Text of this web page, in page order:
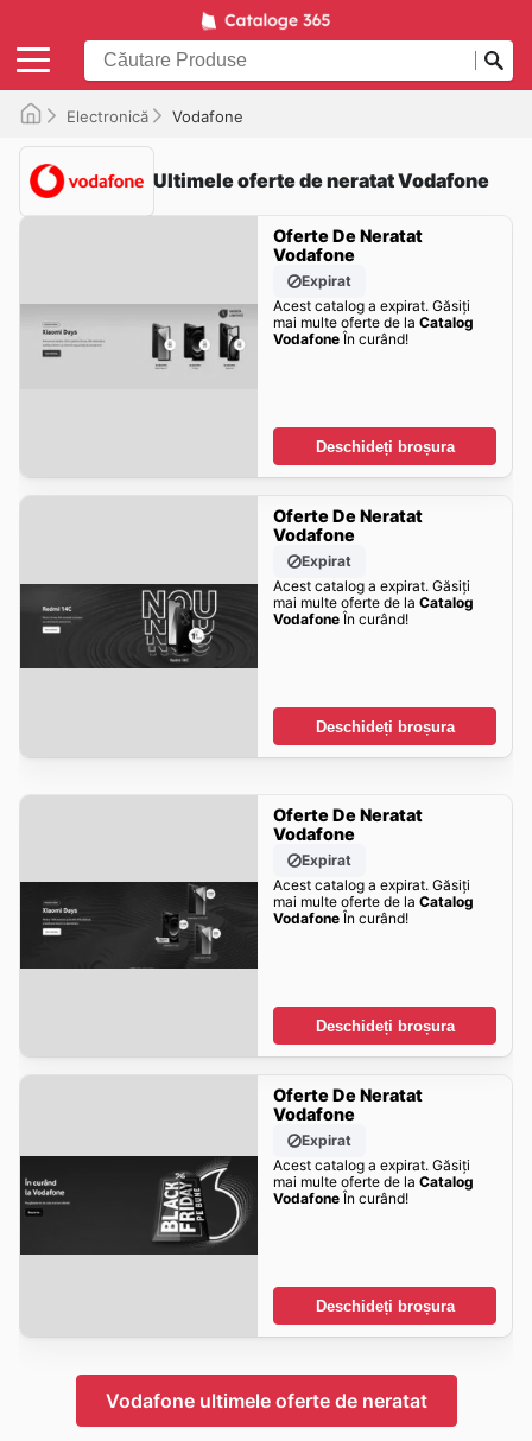
Electronică Vodafone
Ultimele oferte de neratat Vodafone
Oferte De Neratat
Vodafone
Expirat
Acest catalog a expirat. Găsiți
mai multe oferte de la Catalog
VodafoneÎn curând!
Deschideți broșura
Oferte De Neratat
Vodafone
Expirat
Acest catalog a expirat. Găsiți
mai multe oferte de la Catalog
VodafoneÎn curând!
Deschideți broșura
Oferte De Neratat
Vodafone
Expirat
Acest catalog a expirat. Găsiți
mai multe oferte de la Catalog
VodafoneÎn curând!
Deschideți broșura
Oferte De Neratat
Vodafone
Expirat
Acest catalog a expirat. Găsiți
mai multe oferte de la Catalog
VodafoneÎn curând!
Deschideți broșura
Vodafone ultimele oferte de neratat